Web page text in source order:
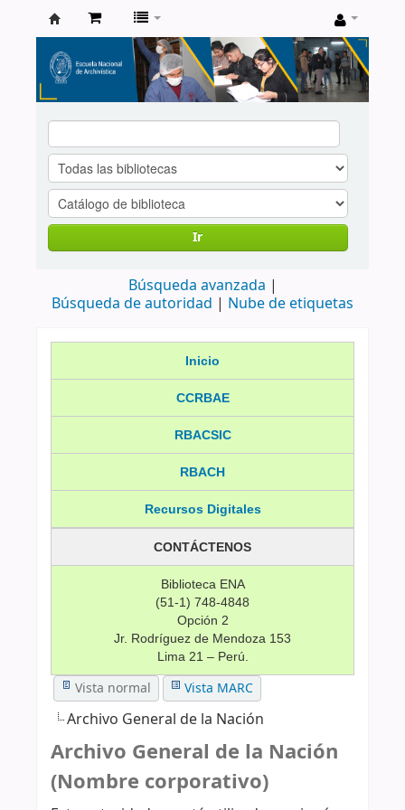
Catálogo
de
Biblioteca
ENA
Ir
Búsqueda avanzada
Búsqueda de autoridad
Nube de etiquetas
Inicio
CCRBAE
RBACSIC
RBACH
Recursos Digitales
CONTÁCTENOS
Biblioteca ENA
(51-1) 748-4848
Opción 2
Jr. Rodríguez de Mendoza 153
Lima 21 – Perú.
Vista normal Vista MARC
Archivo General de la Nación
Archivo General de la Nación
(Nombre corporativo)